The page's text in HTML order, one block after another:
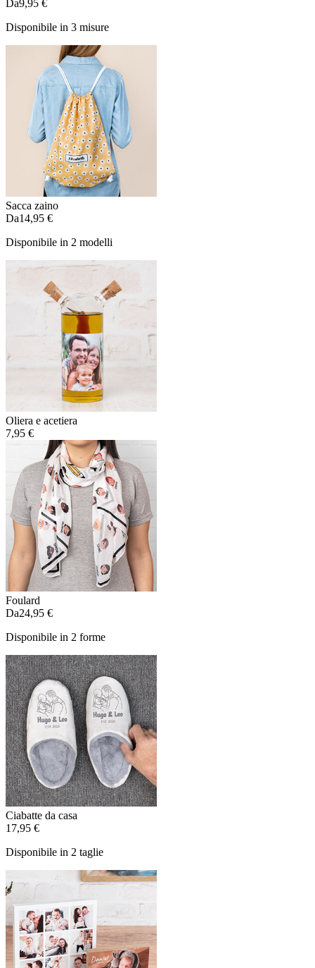
Da9,95 €
Disponibile in 3 misure
Sacca zaino
Da14,95 €
Disponibile in 2 modelli
Oliera e acetiera
7,95 €
Foulard
Da24,95 €
Disponibile in 2 forme
Ciabatte da casa
17,95 €
Disponibile in 2 taglie